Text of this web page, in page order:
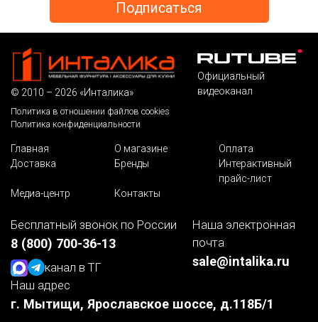
© 2010 – 2026 «Инталика»
Политика в отношении файлов cookies
Политика конфиденциальности
Официальный
видеоканал
Главная О магазине
Оплата
Доставка
Бренды
Интерактивный
прайс-лист
Медиа-центр
Контакты
Бесплатный звонок по России
8 (800) 700-36-13
канал в ТГ
Наша электронная
почта
sale@intalika.ru
Наш адрес
г. Мытищи, Ярославское шоссе, д.118Б/1